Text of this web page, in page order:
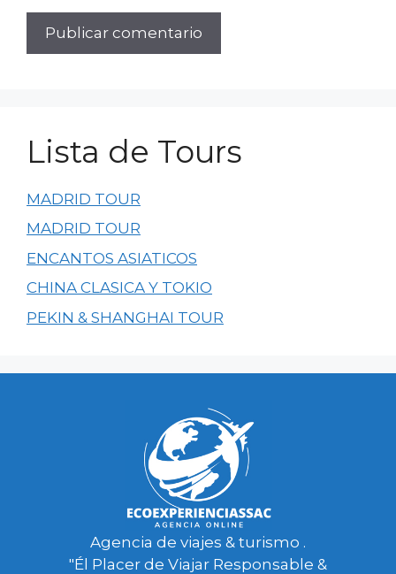
Lista de Tours
MADRID TOUR
MADRID TOUR
ENCANTOS ASIATICOS
CHINA CLASICA Y TOKIO
PEKIN & SHANGHAI TOUR
Agencia de viajes & turismo .
"Él Placer de Viajar Responsable &